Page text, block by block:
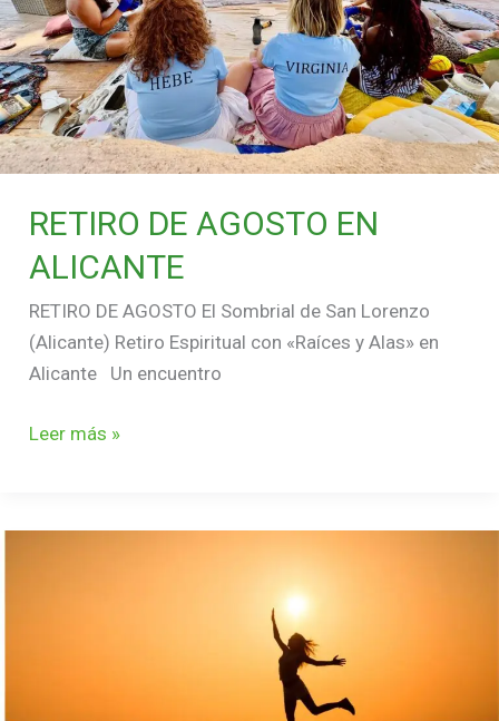
RETIRO DE AGOSTO EN
ALICANTE
RETIRO DE AGOSTO El Sombrial de San Lorenzo
(Alicante) Retiro Espiritual con «Raíces y Alas» en
Alicante Un encuentro
Leer más »